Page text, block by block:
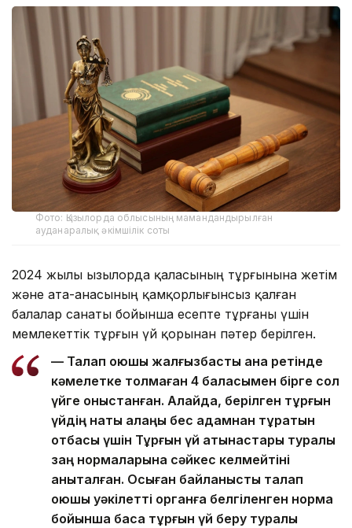
Фото: Қызылорда облысының мамандандырылған
ауданаралық әкімшілік соты
2024 жылы Қызылорда қаласының тұрғынына жетім
және ата-анасының қамқорлығынсыз қалған
балалар санаты бойынша есепте тұрғаны үшін
мемлекеттік тұрғын үй қорынан пәтер берілген.
— Талап қоюшы жалғызбасты ана ретінде
кәмелетке толмаған 4 баласымен бірге сол
үйге қоныстанған. Алайда, берілген тұрғын
үйдің нақты алаңы бес адамнан тұратын
отбасы үшін Тұрғын үй қатынастары туралы
заң нормаларына сәйкес келмейтіні
анықталған. Осыған байланысты талап
қоюшы уәкілетті органға белгіленген норма
бойынша басқа тұрғын үй беру туралы